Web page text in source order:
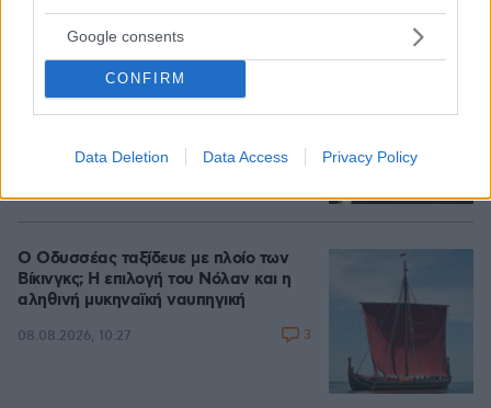
Google consents
CONFIRM
Data Deletion Data Access Privacy Policy
Δικηγόρος 46χρονης κατηγορουμένης
για Marfin: Δεν είναι η εντολέας μου
στις φωτογραφίες, είχε εξεταστεί και
08.08.2026, 09:09 26
Ο Οδυσσέας ταξίδευε με πλοίο των
Βίκινγκς; Η επιλογή του Νόλαν και η
αληθινή μυκηναϊκή ναυπηγική
08.08.2026, 10:27 3